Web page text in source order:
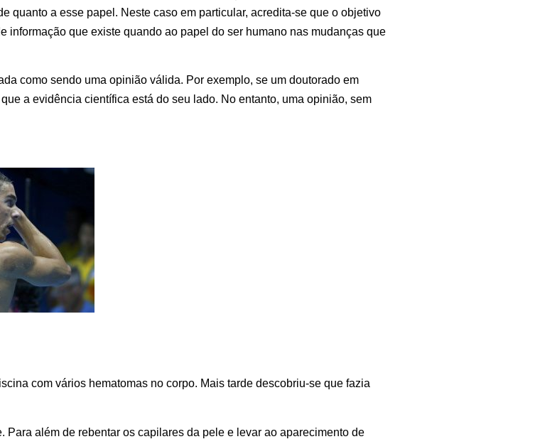
quanto a esse papel. Neste caso em particular, acredita-se que o objetivo
que existe quando ao papel do ser humano nas mudanças que
como sendo uma opinião válida. Por exemplo, se um doutorado em
a evidência científica está do seu lado. No entanto, uma opinião, sem
com vários hematomas no corpo. Mais tarde descobriu-se que fazia
além de rebentar os capilares da pele e levar ao aparecimento de